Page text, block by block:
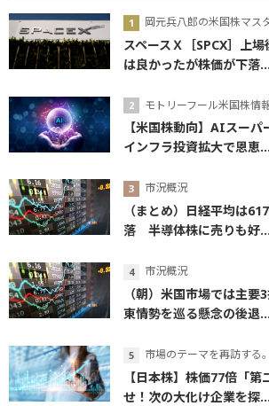
岡元兵八郎の米国株マス
スペースＸ［SPCX］上
は良かったが株価が下落...
モトリーフール米国株情
【米国株動向】AIスー
インフラ投資拡大で恩恵...
市況概況
（まとめ）日経平均は
落 半導体株に売りも好...
市況概況
（朝）米国市場では主
東情勢を巡る懸念の後退...
市場のテーマを再訪する。アナ
【日本株】株価77倍「
せ！次の大化け企業を探...